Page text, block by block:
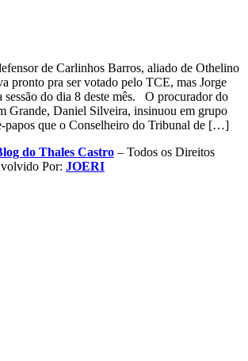
de Carlinhos Barros, aliado de Othelino
pronto pra ser votado pelo TCE, mas Jorge
sessão do dia 8 deste mês. O procurador do
Grande, Daniel Silveira, insinuou em grupo
papos que o Conselheiro do Tribunal de […]
do Thales Castro – Todos os Direitos
Por: JOERI